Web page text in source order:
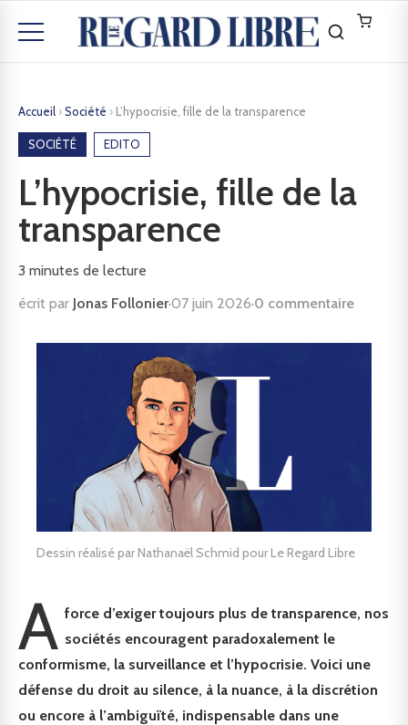
Accueil ›Société › L’hypocrisie, fille de la transparence
SOCIÉTÉ EDITO
L’hypocrisie, fille de la
transparence
3 minutes de lecture
écrit par Jonas Follonier·07 juin 2026·0 commentaire
Dessin réalisé par Nathanaël Schmid pour Le Regard Libre
A force d’exiger toujours plus de transparence, nos
sociétés encouragent paradoxalement le
conformisme, la surveillance et l’hypocrisie. Voici une
défense du droit au silence, à la nuance, à la discrétion
ou encore à l’ambiguïté, indispensable dans une